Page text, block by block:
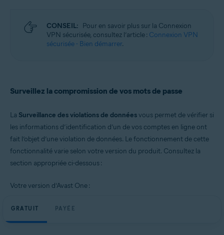
CONSEIL: Pour en savoir plus sur la Connexion
VPN sécurisée, consultez l’article : Connexion VPN
sécurisée - Bien démarrer.
Surveillez la compromission de vos mots de passe
La Surveillance des violations de donnéesvous permet de vérifier si
les informations d’identification d’un de vos comptes en ligne ont
fait l’objet d’une violation de données. Le fonctionnement de cette
fonctionnalité varie selon votre version du produit. Consultez la
section appropriée ci-dessous :
Votre version d’Avast One :
GRATUIT PAYÉE